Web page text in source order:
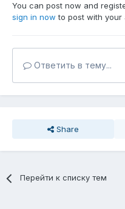
You can post now and
sign in now to post with your
Ответить в тему...
Share
Перейти к списку тем